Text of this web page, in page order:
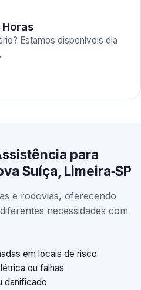
Estamos disponíveis dia
para
Suíça, Limeira‑SP
e rodovias, oferecendo
necessidades com
em locais de risco
ou falhas
danificado